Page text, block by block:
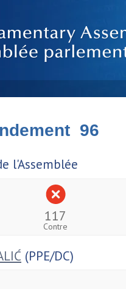
96
l'Assemblée
117
Contre
(PPE/DC)